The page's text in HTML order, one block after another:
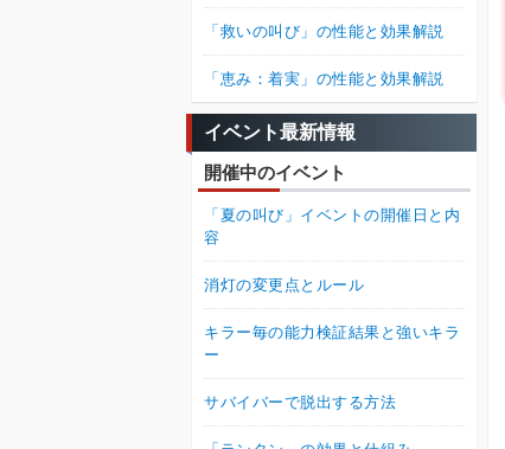
「救いの叫び」の性能と効果解説
「恵み：着実」の性能と効果解説
イベント最新情報
開催中のイベント
「夏の叫び」イベントの開催日と内
容
消灯の変更点とルール
キラー毎の能力検証結果と強いキラ
ー
サバイバーで脱出する方法